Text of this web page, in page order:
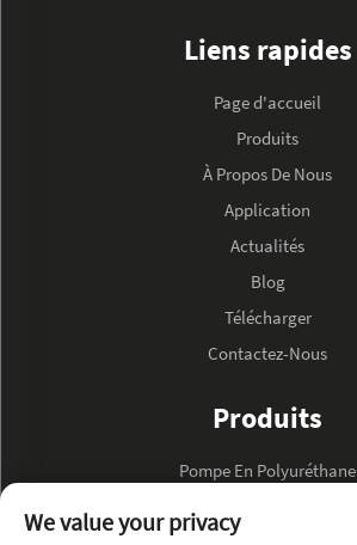
Liens rapides
Page d'accueil
Produits
À Propos De Nous
Application
Actualités
Blog
Télécharger
Contactez-Nous
Produits
Pompe En Polyuréthane
We value your privacy